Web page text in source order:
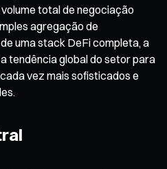
total de negociação
agregação de
uma stack DeFi completa, a
tendência global do setor para
vez mais sofisticados e